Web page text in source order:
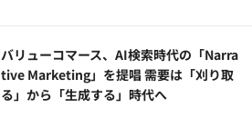
バリューコマース、AI検索時代の「Narra
tive Marketing」を提唱 需要は「刈り取
る」から「生成する」時代へ